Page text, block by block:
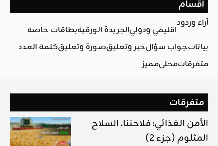
أقسام
آراء وردود
اقليمي ودوليالجريدة الورقيةبطاقات خاصة
بياناتجواب سؤالخبر وتعليقصورة وتعليقكلمة العدد
متفرقاتمحليمميز
متفرقات
الأمن الغذائي: فلاحتنا، السلاح
المثلوم (جزء 2)